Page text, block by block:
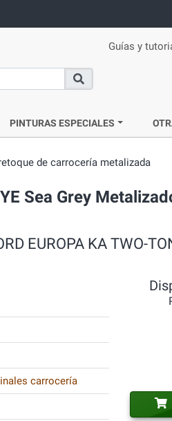
Guías y
Buscar
PINTURAS ESPECIALES
de carrocería metalizada
Sea Grey
EUROPA KA TWO-
carrocería